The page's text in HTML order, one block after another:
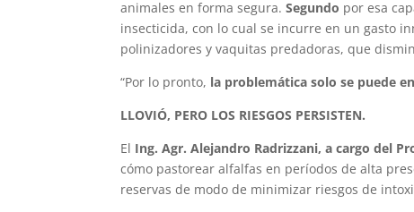
animales en forma segura.Segundo por esa
insecticida, con lo cual se incurre en un gasto
polinizadores y vaquitas predadoras, que
“Por lo pronto, la problemática solo se puede
LLOVIÓ, PERO LOS RIESGOS PERSISTEN.
El Ing. Agr. Alejandro Radrizzani, a cargo del
cómo pastorear alfalfas en períodos de alta
reservas de modo de minimizar riesgos de